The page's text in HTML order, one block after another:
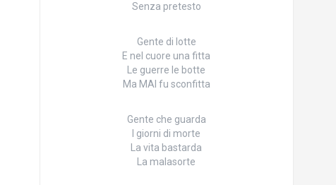
Senza pretesto
Gente di lotte
E nel cuore una fitta
Le guerre le botte
Ma MAI fu sconfitta
Gente che guarda
I giorni di morte
La vita bastarda
La malasorte